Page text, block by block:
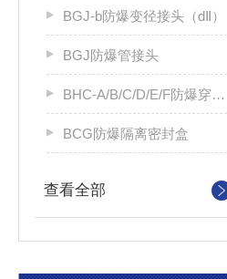
BGJ-b防爆变径接头（dⅡ）
BGJ防爆管接头
BHC-A/B/C/D/E/F防爆穿线盒
BCG防爆隔离密封盒
查看全部